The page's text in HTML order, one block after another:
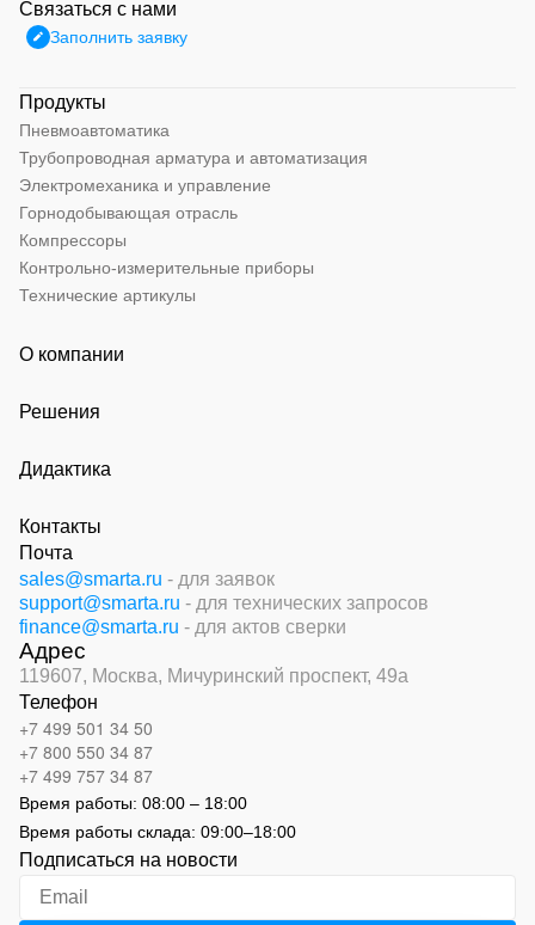
Связаться с нами
Заполнить заявку
Продукты
Пневмоавтоматика
Трубопроводная арматура и автоматизация
Электромеханика и управление
Горнодобывающая отрасль
Компрессоры
Контрольно-измерительные приборы
Технические артикулы
О компании
Решения
Дидактика
Контакты
Почта
sales@smarta.ru - для заявок
support@smarta.ru - для технических запросов
finance@smarta.ru - для актов сверки
Адрес
119607, Москва, Мичуринский проспект, 49а
Телефон
+7 499 501 34 50
+7 800 550 34 87
+7 499 757 34 87
Время работы: 08:00 – 18:00
Время работы склада: 09:00–18:00
Подписаться на новости